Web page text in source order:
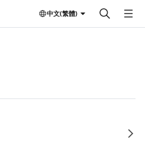
中文(繁體)